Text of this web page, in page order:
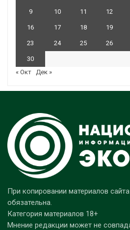
9 10 11 12
16 17 18 19
23 24 25 26
30
« Окт
Дек »
При копировании материалов
обязательна.
Категория материалов 18+
Мнение редакции может не